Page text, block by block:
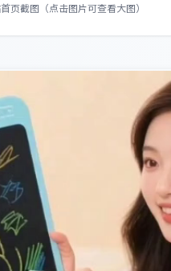
页截图（点击图片可查看大图）